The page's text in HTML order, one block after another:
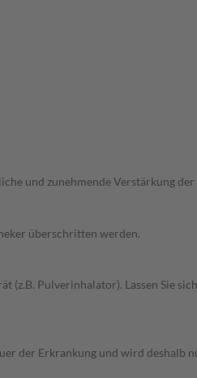
und zunehmende Verstärkung
überschritten werden.
(z.B. Pulverinhalator). Lassen Sie
der Erkrankung und wird